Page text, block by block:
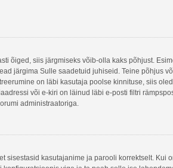
õiged, siis järgmiseks võib-olla kaks põhjust.
järgima Sulle saadetuid juhiseid. Teine põhjus
on läbi kasutaja poolse kinnituse, siis
või e-kiri on läinud läbi e-posti filtri
administraatoriga.
kasutajanime ja parooli korrektselt. Kui